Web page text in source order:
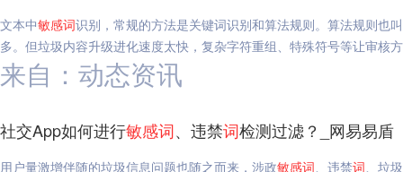
文本中敏感词识别，常规的方法是关键词识别和算法规则。算法规则也
多。但垃圾内容升级进化速度太快，复杂字符重组、特殊符号等让审核
来自：动态资讯
社交App如何进行敏感词、违禁词检测过滤？_网易易盾
用户量激增伴随的垃圾信息问题也随之而来，涉政敏感词、违禁词、垃